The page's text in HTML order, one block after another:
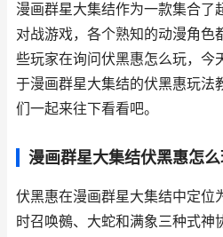
漫画群星大集结作为一款集合了
对战游戏，各个熟知的动漫角色
些玩家在询问伏黑惠怎么玩，今
于漫画群星大集结的伏黑惠玩法
们一起来往下看看吧。
漫画群星大集结伏黑惠怎
伏黑惠在漫画群星大集结中定位
时召唤鵺、大蛇和满象三种式神